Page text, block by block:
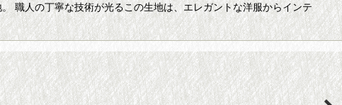
職人の丁寧な技術が光るこの生地は、エレガントな洋服からインテ